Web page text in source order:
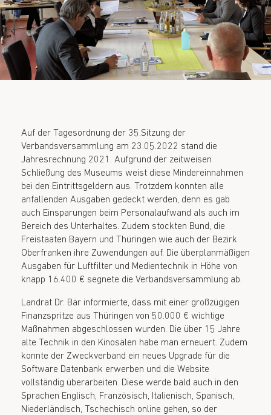
Auf der Tagesordnung der 35.Sitzung der
Verbandsversammlung am 23.05.2022 stand die
Jahresrechnung 2021. Aufgrund der zeitweisen
Schließung des Museums weist diese Mindereinnahmen
bei den Eintrittsgeldern aus. Trotzdem konnten alle
anfallenden Ausgaben gedeckt werden, denn es gab
auch Einsparungen beim Personalaufwand als auch im
Bereich des Unterhaltes. Zudem stockten Bund, die
Freistaaten Bayern und Thüringen wie auch der Bezirk
Oberfranken ihre Zuwendungen auf. Die überplanmäßigen
Ausgaben für Luftfilter und Medientechnik in Höhe von
knapp 16.400 € segnete die Verbandsversammlung ab.
Landrat Dr. Bär informierte, dass mit einer großzügigen
Finanzspritze aus Thüringen von 50.000 € wichtige
Maßnahmen abgeschlossen wurden. Die über 15 Jahre
alte Technik in den Kinosälen habe man erneuert. Zudem
konnte der Zweckverband ein neues Upgrade für die
Software Datenbank erwerben und die Website
vollständig überarbeiten. Diese werde bald auch in den
Sprachen Englisch, Französisch, Italienisch, Spanisch,
Niederländisch, Tschechisch online gehen, so der